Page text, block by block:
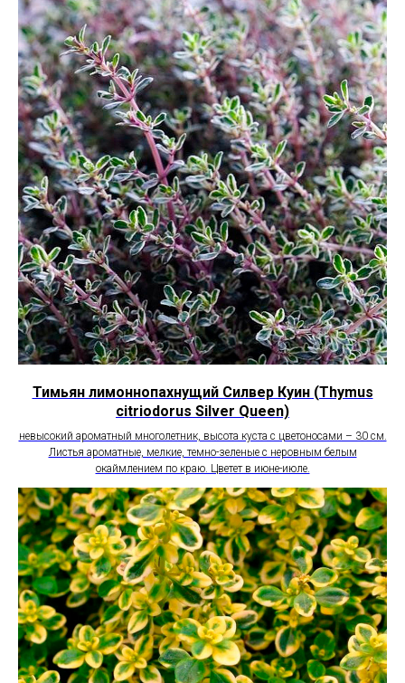
Тимьян лимоннопахнущий Силвер Куин (Thymus
citriodorus Silver Queen)
невысокий ароматный многолетник, высота куста с цветоносами – 30 см.
Листья ароматные, мелкие, темно-зеленые с неровным белым
окаймлением по краю. Цветет в июне-июле.